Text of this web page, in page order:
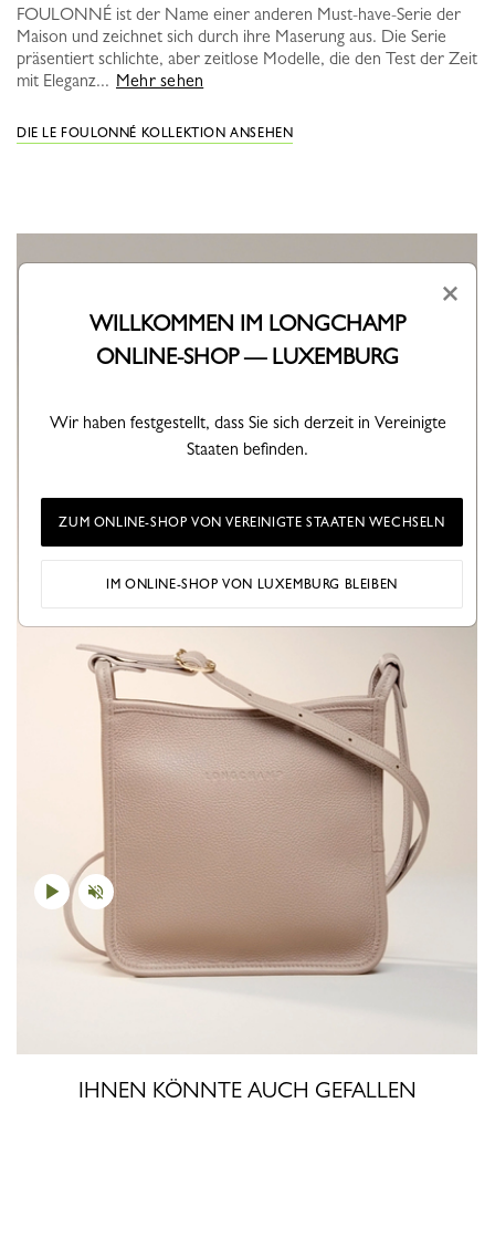
FOULONNÉ ist der Name einer anderen Must-have-Serie der
Maison und zeichnet sich durch ihre Maserung aus. Die Serie
präsentiert schlichte, aber zeitlose Modelle, die den Test der Zeit
mit Eleganz... Mehr sehen
DIE LE FOULONNÉ KOLLEKTION ANSEHEN
IHNEN KÖNNTE AUCH GEFALLEN
×
WILLKOMMEN IM LONGCHAMP
ONLINE-SHOP — LUXEMBURG
Wir haben festgestellt, dass Sie sich derzeit in Vereinigte
Staaten befinden.
ZUM ONLINE-SHOP VON VEREINIGTE STAATEN WECHSELN
IM ONLINE-SHOP VON LUXEMBURG BLEIBEN